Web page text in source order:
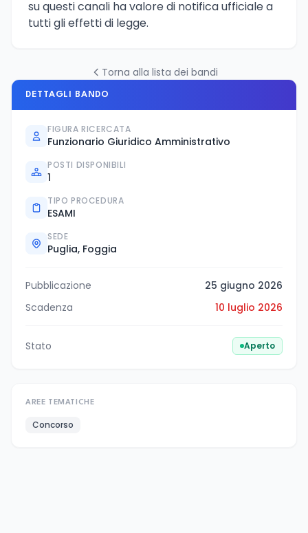
su questi canali ha valore di notifica ufficiale a
tutti gli effetti di legge.
Torna alla lista dei bandi
DETTAGLI BANDO
FIGURA RICERCATA
Funzionario Giuridico Amministrativo
POSTI DISPONIBILI
1
TIPO PROCEDURA
ESAMI
SEDE
Puglia, Foggia
Pubblicazione
25 giugno 2026
Scadenza
10 luglio 2026
Stato Aperto
AREE TEMATICHE
Concorso